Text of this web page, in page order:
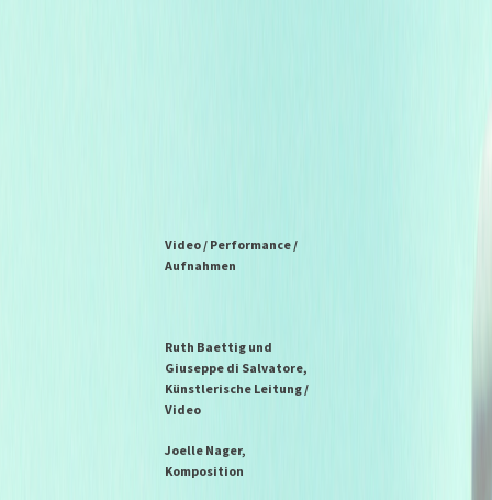
Video / Performance /
Aufnahmen
Ruth Baettig und
Giuseppe di Salvatore,
Künstlerische Leitung /
Video
Joelle Nager,
Komposition